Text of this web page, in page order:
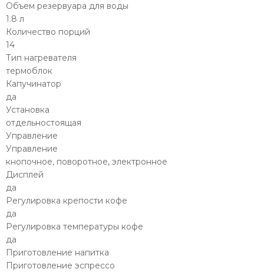
Объем резервуара для воды
1.8 л
Количество порций
14
Тип нагревателя
термоблок
Капучинатор
да
Установка
отдельностоящая
Управление
Управление
кнопочное, поворотное, электронное
Дисплей
да
Регулировка крепости кофе
да
Регулировка температуры кофе
да
Приготовление напитка
Приготовление эспрессо